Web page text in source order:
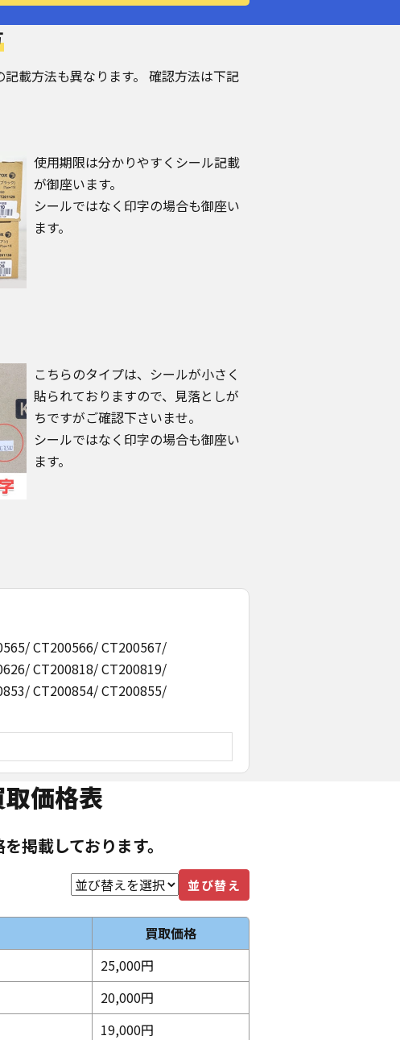
載方法も異なります。 確認方法は下記
使用期限は分かりやすくシール記載
が御座います。
シールではなく印字の場合も御座い
ます。
こちらのタイプは、シールが小さく
貼られておりますので、見落としが
ちですがご確認下さいませ。
シールではなく印字の場合も御座い
ます。
CT200566/ CT200567/
CT200818/ CT200819/
CT200854/ CT200855/
価格表
掲載しております。
並び替え
買取価格
25,000円
20,000円
19,000円